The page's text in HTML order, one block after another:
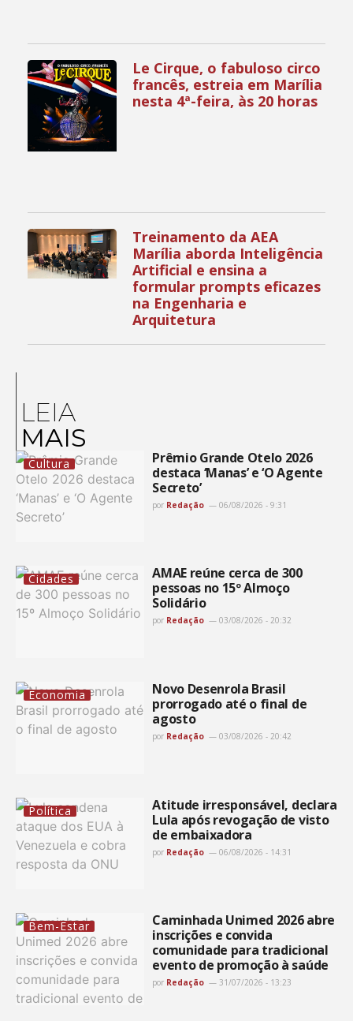
Le Cirque, o fabuloso circo
francês, estreia em Marília
nesta 4ª-feira, às 20 horas
Treinamento da AEA
Marília aborda Inteligência
Artificial e ensina a
formular prompts eficazes
na Engenharia e
Arquitetura
LEIA
MAIS
Cultura
Prêmio Grande Otelo 2026
destaca ‘Manas’ e ‘O Agente
Secreto’
por Redação 06/08/2026 - 9:31
Cidades
AMAE reúne cerca de 300
pessoas no 15º Almoço
Solidário
por Redação 03/08/2026 - 20:32
Economia
Novo Desenrola Brasil
prorrogado até o final de
agosto
por Redação 03/08/2026 - 20:42
Política
Atitude irresponsável, declara
Lula após revogação de visto
de embaixadora
por Redação 06/08/2026 - 14:31
Bem-Estar
Caminhada Unimed 2026 abre
inscrições e convida
comunidade para tradicional
evento de promoção à saúde
por Redação 31/07/2026 - 13:23